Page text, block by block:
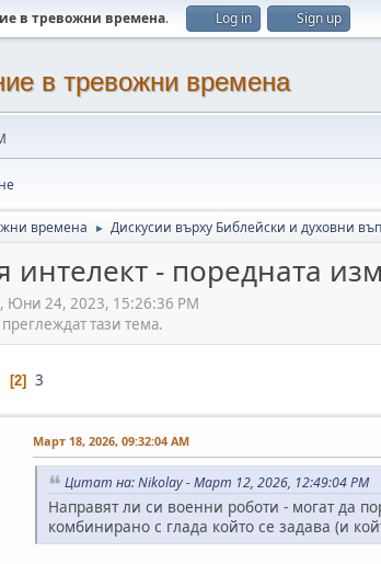
в тревожни времена. Log in Sign up
в тревожни времена
времена ► Дискусии върху Библейски и духовни
интелект - поредната
Юни 24, 2023, 15:26:36 PM
тази тема.
2 3
Март 18, 2026, 09:32:04 AM
Цитат на: Nikolay - Март 12, 2026, 12:49:04 PM
Направят ли си военни роботи - могат да
комбинирано с глада който се задава (и